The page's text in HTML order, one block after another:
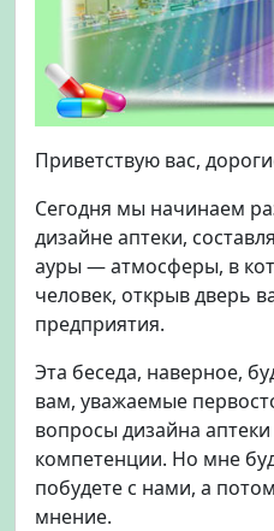
т
е
ч
н
а
а
р
а
.
Д
а
у
д
т
с
в
Приветствую вас,
Сегодня мы начинаем
дизайне аптеки,
ауры — атмосферы, в
человек, открыв дверь
предприятия.
Эта беседа, наверное,
вам, уважаемые
вопросы дизайна
компетенции. Но мне
побудете с нами, а
мнение.